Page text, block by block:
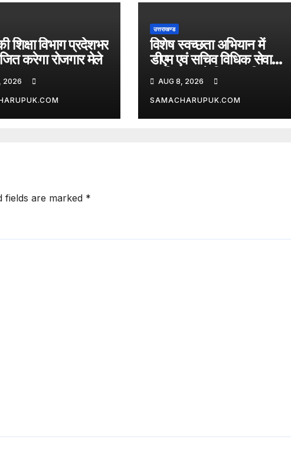
शिक्षा विभाग प्रदेशभर
करेगा रोजगार मेले
2026
उत्तराखण्ड
विशेष स्वच्छता अभियान में
डीएम एवं सचिव विधिक सेवा
प्राधिकरण ने किया प्रतिभाग,
100 से अधिक लोग बने इस
अभियान का हिस्सा
AUG 8, 2026
SAMACHARUPUK.COM
fields are marked *